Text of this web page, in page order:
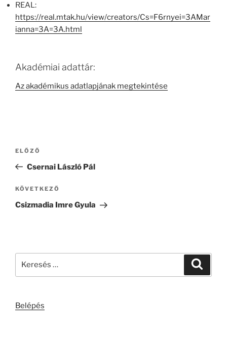
REAL:
https://real.mtak.hu/view/creators/Cs=F6rnyei=3AMar
ianna=3A=3A.html
Akadémiai adattár:
Az akadémikus adatlapjának megtekintése
Bejegyzés
Korábbi
bejegyzés
ELŐZŐ
Csernai László Pál
Következő
bejegyzés
KÖVETKEZŐ
Csizmadia Imre Gyula
Belépés